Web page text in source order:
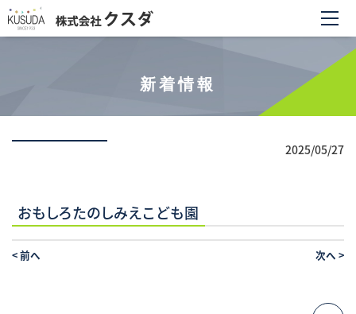
新着情報
2025/05/27
おもしろたのしみえこども園
<前へ 次へ >